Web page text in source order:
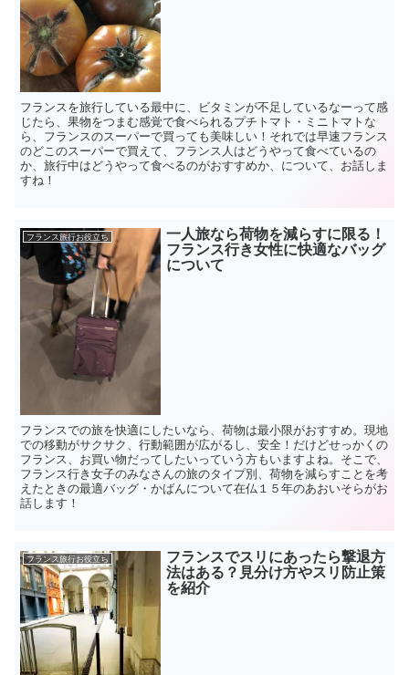
フランスを旅行している最中に、ビタミンが不足しているなーって感
じたら、果物をつまむ感覚で食べられるプチトマト・ミニトマトな
ら、フランスのスーパーで買っても美味しい！それでは早速フランス
のどこのスーパーで買えて、フランス人はどうやって食べているの
か、旅行中はどうやって食べるのがおすすめか、について、お話しま
すね！
フランス旅行お役立ち 一人旅なら荷物を減らすに限る！
フランス行き女性に快適なバッグ
について
フランスでの旅を快適にしたいなら、荷物は最小限がおすすめ。現地
での移動がサクサク、行動範囲が広がるし、安全！だけどせっかくの
フランス、お買い物だってしたいっていう方もいますよね。そこで、
フランス行き女子のみなさんの旅のタイプ別、荷物を減らすことを考
えたときの最適バッグ・かばんについて在仏１５年のあおいそらがお
話します！
フランス旅行お役立ち フランスでスリにあったら撃退方
法はある？見分け方やスリ防止策
を紹介